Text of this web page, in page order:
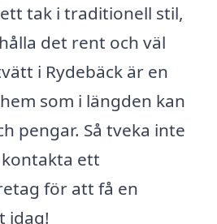
tak i traditionell stil,
det rent och väl
i Rydebäck är en
som i längden kan
pengar. Så tveka inte
ett
för att få en
idag!